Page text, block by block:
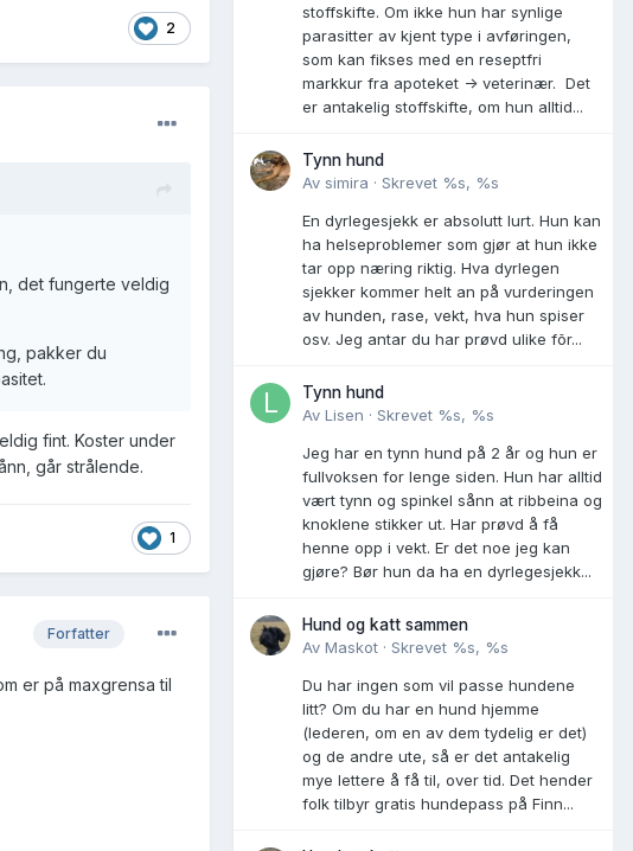
2
det fungerte veldig
pakker du
fint. Koster under
går strålende.
1
Forfatter
er på maxgrensa til
stoffskifte. Om ikke hun har synlige
parasitter av kjent type i avføringen,
som kan fikses med en reseptfri
markkur fra apoteket -> veterinær. Det
er antakelig stoffskifte, om hun alltid...
Tynn hund
Av simira · Skrevet %s, %s
En dyrlegesjekk er absolutt lurt. Hun kan
ha helseproblemer som gjør at hun ikke
tar opp næring riktig. Hva dyrlegen
sjekker kommer helt an på vurderingen
av hunden, rase, vekt, hva hun spiser
osv. Jeg antar du har prøvd ulike fõr...
Tynn hund
Av Lisen · Skrevet %s, %s
Jeg har en tynn hund på 2 år og hun er
fullvoksen for lenge siden. Hun har alltid
vært tynn og spinkel sånn at ribbeina og
knoklene stikker ut. Har prøvd å få
henne opp i vekt. Er det noe jeg kan
gjøre? Bør hun da ha en dyrlegesjekk...
Hund og katt sammen
Av Maskot · Skrevet %s, %s
Du har ingen som vil passe hundene
litt? Om du har en hund hjemme
(lederen, om en av dem tydelig er det)
og de andre ute, så er det antakelig
mye lettere å få til, over tid. Det hender
folk tilbyr gratis hundepass på Finn...